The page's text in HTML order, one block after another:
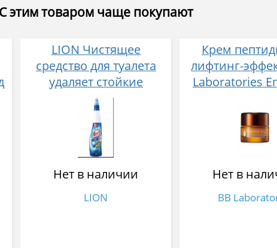
С этим товаром чаще покупают
LION Чистящее
средство для туалета
удаляет стойкие
загрязнения,
дезинфицирующее,
дезодорующее с
ароматом свежих трав
450 мл
Нет в наличии
LION
Крем
лифтинг-
Laboratories
Нет в
BB